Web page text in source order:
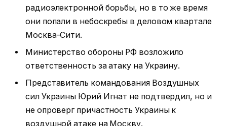
радиоэлектронной борьбы, но в то же время
они попали в небоскребы в деловом квартале
Москва-Сити.
Министерство обороны РФ возложило
ответственность за атаку на Украину.
Представитель командования Воздушных
сил Украины Юрий Игнат не подтвердил, но и
не опроверг причастность Украины к
воздушной атаке на Москву.